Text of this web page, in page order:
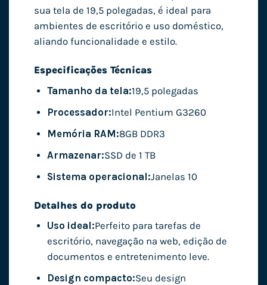
sua tela de 19,5 polegadas, é ideal para
ambientes de escritório e uso doméstico,
aliando funcionalidade e estilo.
Especificações Técnicas
Tamanho da tela:19,5 polegadas
Processador:Intel Pentium G3260
Memória RAM:8GB DDR3
Armazenar:SSD de 1 TB
Sistema operacional:Janelas 10
Detalhes do produto
Uso ideal:Perfeito para tarefas de
escritório, navegação na web, edição de
documentos e entretenimento leve.
Design compacto:Seu design